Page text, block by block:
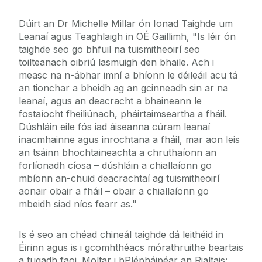
Dúirt an Dr Michelle Millar ón Ionad Taighde um
Leanaí agus Teaghlaigh in OÉ Gaillimh, "Is léir ón
taighde seo go bhfuil na tuismitheoirí seo
toilteanach oibriú lasmuigh den bhaile. Ach i
measc na n-ábhar imní a bhíonn le déileáil acu tá
an tionchar a bheidh ag an gcinneadh sin ar na
leanaí, agus an deacracht a bhaineann le
fostaíocht fheiliúnach, pháirtaimseartha a fháil.
Dúshláin eile fós iad áiseanna cúram leanaí
inacmhainne agus inrochtana a fháil, mar aon leis
an tsáinn bhochtaineachta a chruthaíonn an
forlíonadh cíosa – dúshláin a chiallaíonn go
mbíonn an-chuid deacrachtaí ag tuismitheoirí
aonair obair a fháil – obair a chiallaíonn go
mbeidh siad níos fearr as."
Is é seo an chéad chineál taighde dá leithéid in
Éirinn agus is i gcomhthéacs mórathruithe beartais